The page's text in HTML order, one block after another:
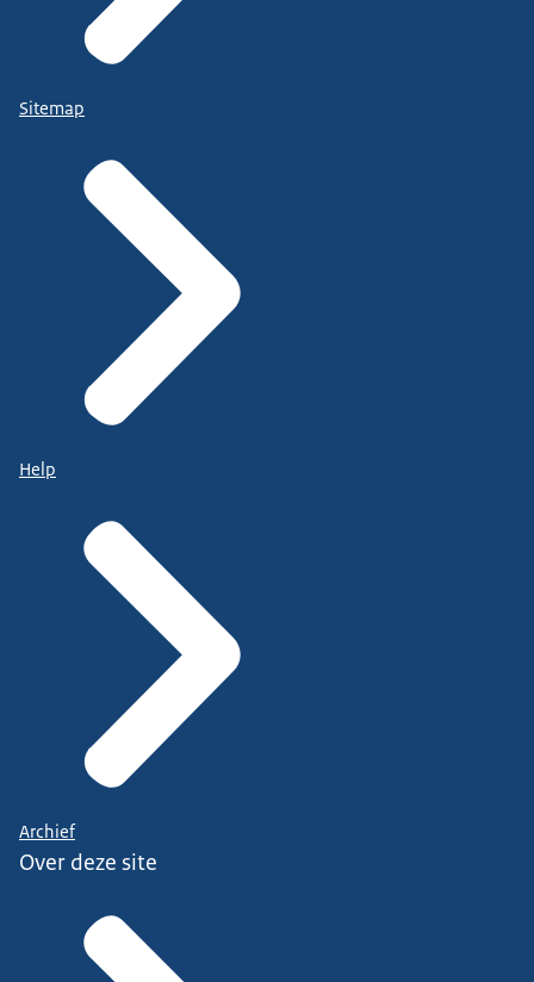
Sitemap
Help
Archief
Over deze site